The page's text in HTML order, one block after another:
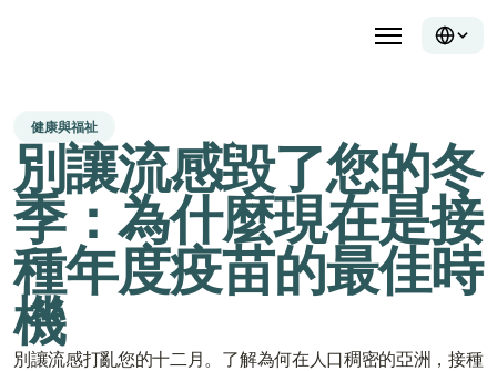
健康與福祉
別讓流感毀了您的冬
季：為什麼現在是接
種年度疫苗的最佳時
機
別讓流感打亂您的十二月。了解為何在人口稠密的亞洲，接種